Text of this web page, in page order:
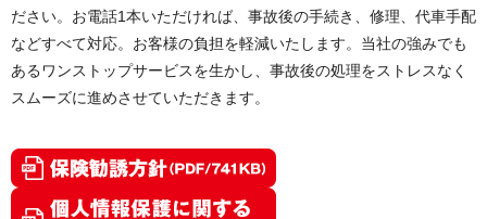
ださい。お電話1本いただければ、事故後の手続き、修理、代車手配
などすべて対応。お客様の負担を軽減いたします。当社の強みでも
あるワンストップサービスを生かし、事故後の処理をストレスなく
スムーズに進めさせていただきます。